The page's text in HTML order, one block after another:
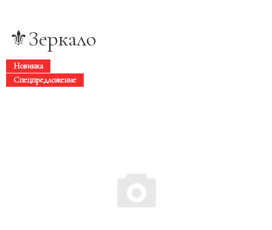
⚜️Зеркало
Новинка
Спецпредложение